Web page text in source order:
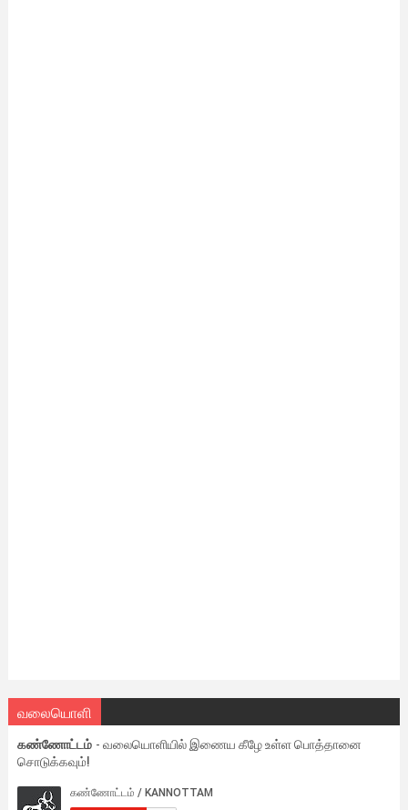
வலையொளி
கண்ணோட்டம் - வலையொளியில் இணைய கீழே உள்ள பொத்தானை
சொடுக்கவும்!